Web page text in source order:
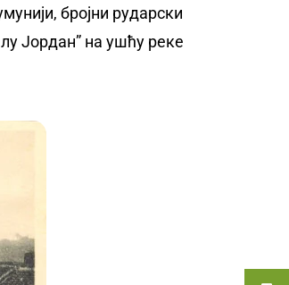
бројни рударски
Јордан” на ушћу реке